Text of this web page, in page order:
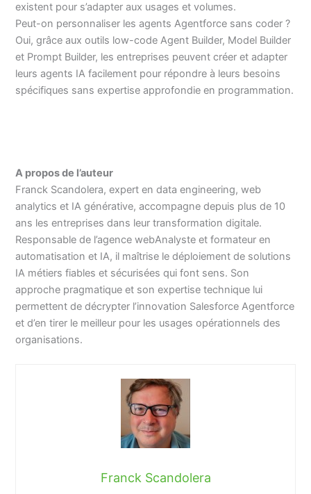
existent pour s’adapter aux usages et volumes.
Peut-on personnaliser les agents Agentforce sans coder ?
Oui, grâce aux outils low-code Agent Builder, Model Builder
et Prompt Builder, les entreprises peuvent créer et adapter
leurs agents IA facilement pour répondre à leurs besoins
spécifiques sans expertise approfondie en programmation.
A propos de l’auteur
Franck Scandolera, expert en data engineering, web
analytics et IA générative, accompagne depuis plus de 10
ans les entreprises dans leur transformation digitale.
Responsable de l’agence webAnalyste et formateur en
automatisation et IA, il maîtrise le déploiement de solutions
IA métiers fiables et sécurisées qui font sens. Son
approche pragmatique et son expertise technique lui
permettent de décrypter l’innovation Salesforce Agentforce
et d’en tirer le meilleur pour les usages opérationnels des
organisations.
Franck Scandolera